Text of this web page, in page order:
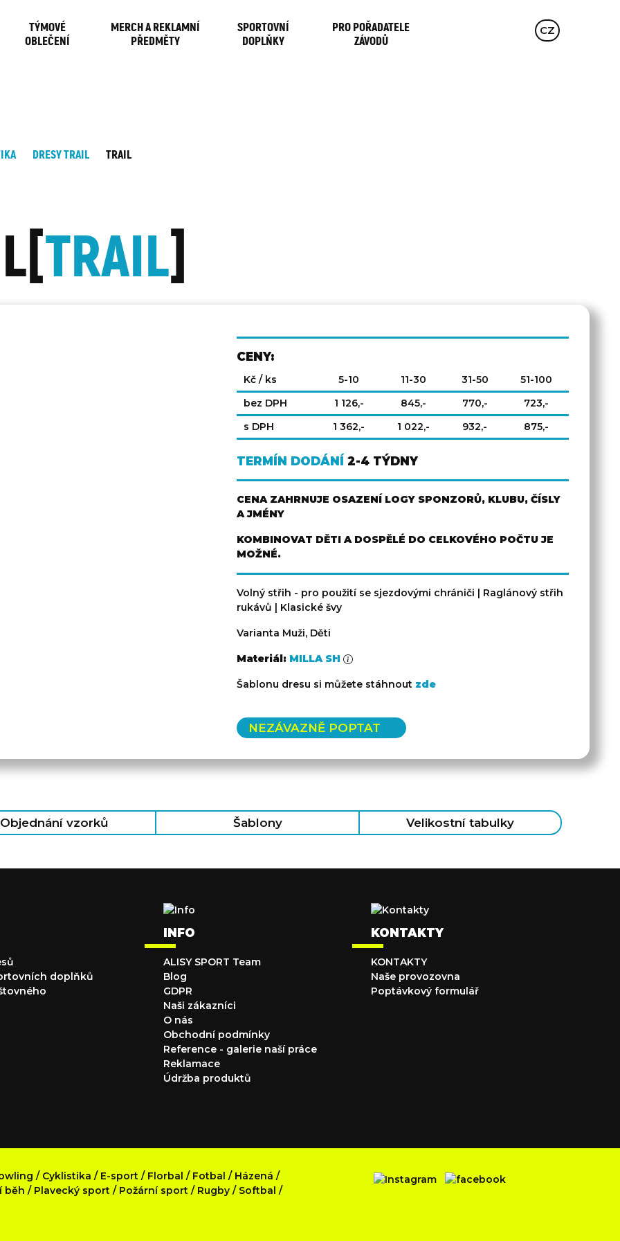
TÝMOVÉ
OBLEČENÍ
MERCH A REKLAMNÍ
PŘEDMĚTY
SPORTOVNÍ
DOPLŇKY
PRO POŘADATELE
ZÁVODŮ
EN DE
CZ
DRESY TRAIL TRAIL
TRAIL
CENY:
Kč / ks 5-10 11-30 31-50
51-100
bez DPH
1 126,- 845,- 770,-
723,-
s DPH
1 362,- 1 022,- 932,- 875,-
TERMÍN DODÁNÍ 2-4 TÝDNY
CENA ZAHRNUJE OSAZENÍ LOGY SPONZORŮ, KLUBU, ČÍSLY
A JMÉNY
KOMBINOVAT DĚTI A DOSPĚLÉ DO CELKOVÉHO POČTU JE
MOŽNÉ.
Volný střih - pro použití se sjezdovými chrániči | Raglánový střih
rukávů | Klasické švy
Varianta Muži, Děti
Materiál: MILLA SH
Šablonu dresu si můžete stáhnout zde
NEZÁVAZNĚ POPTAT
Objednání vzorků Šablony Velikostní tabulky
doplňků
INFO
ALISY SPORT Team
Blog
GDPR
Naši zákazníci
O nás
Obchodní podmínky
Reference - galerie naší práce
Reklamace
Údržba produktů
KONTAKTY
KONTAKTY
Naše provozovna
Poptávkový formulář
/ Cyklistika / E-sport / Florbal / Fotbal / Házená /
běh / Plavecký sport / Požární sport / Rugby / Softbal /